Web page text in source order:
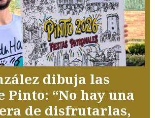
dibuja las
Pinto: “No hay una
de disfrutarlas,